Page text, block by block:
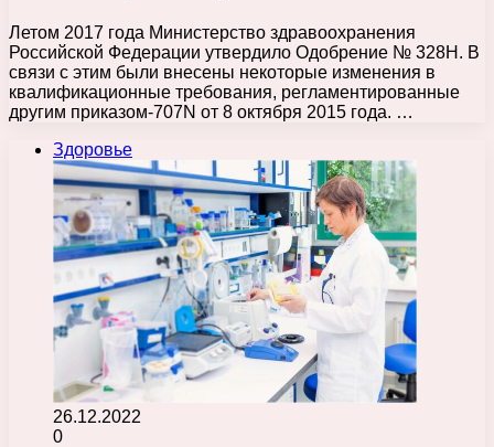
Летом 2017 года Министерство здравоохранения
Российской Федерации утвердило Одобрение № 328Н. В
связи с этим были внесены некоторые изменения в
квалификационные требования, регламентированные
другим приказом-707N от 8 октября 2015 года. …
Здоровье
26.12.2022
0